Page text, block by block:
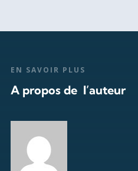
EN SAVOIR PLUS
A propos de l’auteur